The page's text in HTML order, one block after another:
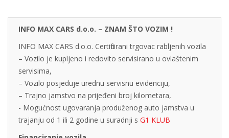
INFO MAX CARS d.o.o. – ZNAM ŠTO VOZIM !
INFO MAX CARS d.o.o. Certificirani trgovac rabljenih vozila
– Vozilo je kupljeno i redovito servisirano u ovlaštenim
servisima,
– Vozilo posjeduje urednu servisnu evidenciju,
– Trajno jamstvo na prijeđeni broj kilometara,
- Mogućnost ugovaranja produženog auto jamstva u
trajanju od 1 ili 2 godine u suradnji s G1 KLUB